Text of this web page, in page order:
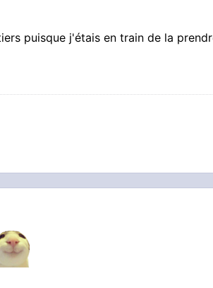
puisque j'étais en train de la